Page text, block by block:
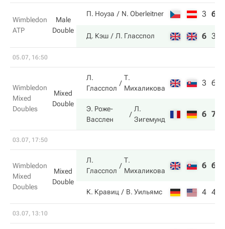
Wimbledon
ATP
Male
Double
П. Ноуза N. Oberleitner 3 6
Д. Кэш Л. Гласспол 6 3
05.07, 16:50
Wimbledon
Mixed
Doubles
Mixed
Double
Л.
Гласспол
Т.
Михаликова
3 6
Э. Роже-
Васслен
Л.
Зигемунд
6 7
03.07, 17:50
Wimbledon
Mixed
Doubles
Mixed
Double
Л.
Гласспол
Т.
Михаликова
6 6
К. Кравиц В. Уильямс 4 4
03.07, 13:10